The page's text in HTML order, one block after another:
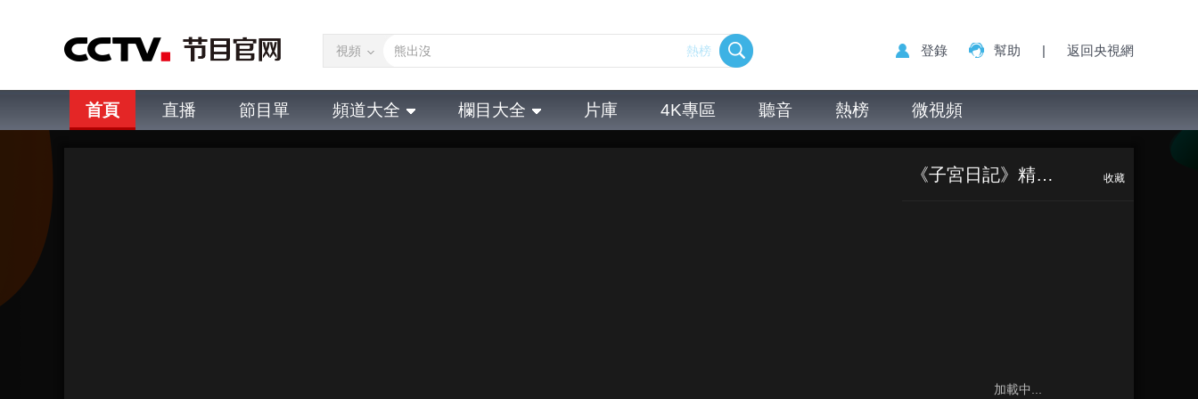
視頻 熱榜 登錄 幫助 | 返回央視網
首頁 直播 節目單 頻道大全 欄目大全 片庫 4K專區 聽音 熱榜 微視頻
《子宮日記》精彩片段 收藏
加載中...